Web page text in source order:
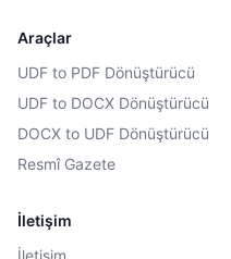
Araçlar
UDF to PDF Dönüştürücü
UDF to DOCX Dönüştürücü
DOCX to UDF Dönüştürücü
Resmî Gazete
İletişim
İletişim